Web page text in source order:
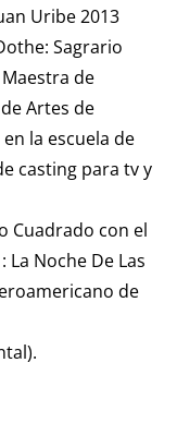
Uribe 2013
Sagrario
de
Artes de
la escuela de
casting para tv y
Cuadrado con el
Noche De Las
de